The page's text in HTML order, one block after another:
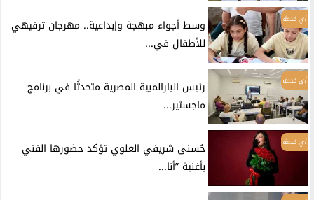
أي خدمة
وسط أجواء مبهجة وإبداعية.. مهرجان ترفيهي
للأطفال في...
أي خدمة
رئيس البارالمبية المصرية متحدثًا في برنامج
ماجستير...
أي خدمة
حُسنى شريفي العلوي تؤكد حضورها الفني
بأغنية ”أنا...